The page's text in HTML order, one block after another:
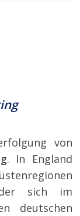
von
. In England
sich im
deutschen